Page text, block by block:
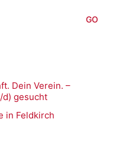
Dein Verein. –
d) gesucht
in Feldkirch